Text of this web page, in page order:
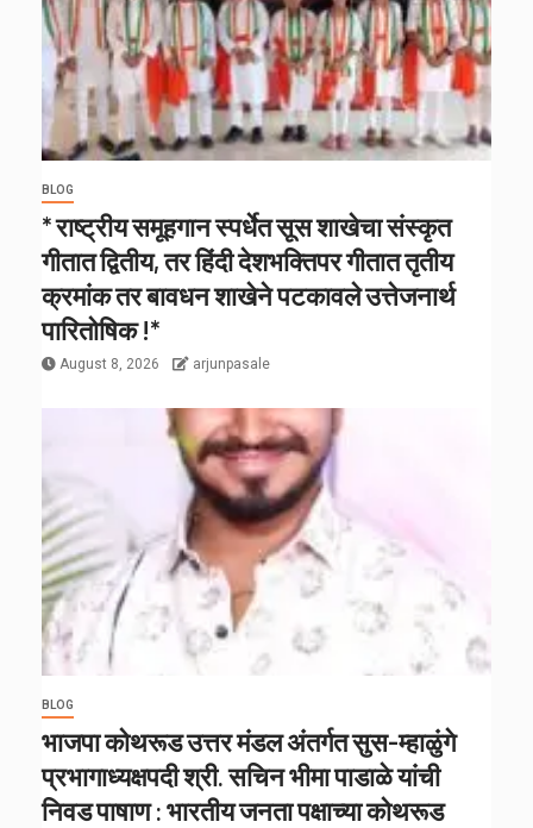
BLOG
* राष्ट्रीय समूहगान स्पर्धेत सूस शाखेचा संस्कृत
गीतात द्वितीय, तर हिंदी देशभक्तिपर गीतात तृतीय
क्रमांक तर बावधन शाखेने पटकावले उत्तेजनार्थ
पारितोषिक !*
August 8, 2026 arjunpasale
BLOG
भाजपा कोथरूड उत्तर मंडल अंतर्गत सुस-म्हाळुंगे
प्रभागाध्यक्षपदी श्री. सचिन भीमा पाडाळे यांची
निवड पाषाण : भारतीय जनता पक्षाच्या कोथरूड